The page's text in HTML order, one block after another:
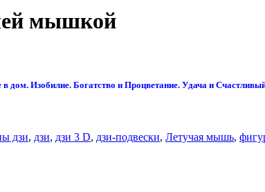
мышкой
Изобилие. Богатство и Процветание. Удача и
дзи, дзи, дзи 3 D, дзи-подвески, Летучая мышь,